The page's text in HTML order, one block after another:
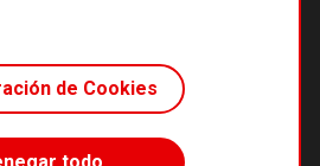
de Cookies
de cookies
editoriales